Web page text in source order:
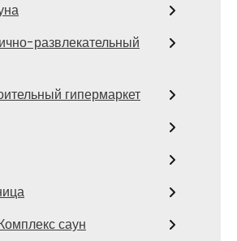
развлекательный
гипермаркет
саун